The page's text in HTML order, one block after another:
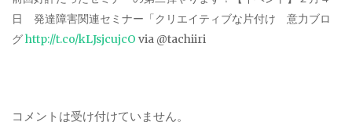
日 発達障害関連セミナー「クリエイティブな片付け 意力ブロ
グhttp://t.co/kLJsjcujcO via @tachiiri
コメントは受け付けていません。